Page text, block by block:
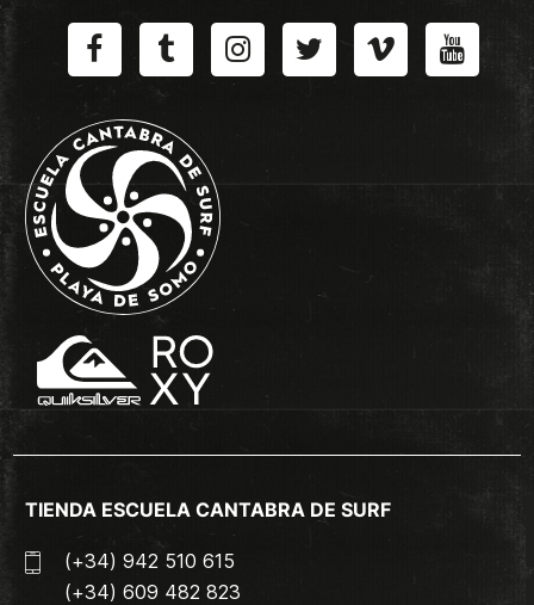
TIENDA ESCUELA CANTABRA DE SURF
(+34) 942 510 615
(+34) 609 482 823